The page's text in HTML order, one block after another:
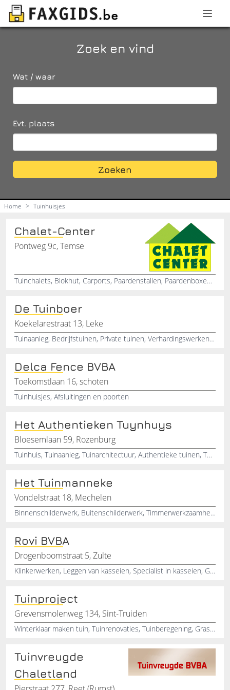
Zoek en vind
Wat / waar
Evt. plaats
Zoeken
Home > Tuinhuisjes
Chalet-Center
Pontweg 9c, Temse
Tuinchalets, Blokhut, Carports, Paardenstallen, Paardenboxen, Garages, Mimas
De Tuinboer
Koekelarestraat 13, Leke
Tuinaanleg, Bedrijfstuinen, Private tuinen, Verhardingswerken, Terrassen, Opritten, Snoeiwerken, Verhardingen, Grondwerken, Afsluitingen
Delca Fence BVBA
Toekomstlaan 16, schoten
Tuinhuisjes, Afsluitingen en poorten
Het Authentieken Tuynhuys
Bloesemlaan 59, Rozenburg
Tuinhuis, Tuinaanleg, Tuinarchitectuur, Authentieke tuinen, Tuinontwerp
Het Tuinmanneke
Vondelstraat 18, Mechelen
Binnenschilderwerk, Buitenschilderwerk, Timmerwerkzaamheden, Tuinhuisjes, Karweiwerk, Renovatiewerk, Tuinhuisbouw, Waterwerken, Tuinonderhoud, Tuinaanleg
Rovi BVBA
Drogenboomstraat 5, Zulte
Klinkerwerken, Leggen van kasseien, Specialist in kasseien, Grondwerkzaamheden, Plaatsen van tuinhuizen, Kasseien plaatsen, Plaatsen van afsluitingen
Tuinproject
Grevensmolenweg 134, Sint-Truiden
Winterklaar maken tuin, Tuinrenovaties, Tuinberegening, Graszoden, Bloemen en planten, Grasmatten, Sierbestrating , Tuin onderhoud klaar maken, Vijveronderhoud, Bomen snoeien
Tuinvreugde
Chaletland